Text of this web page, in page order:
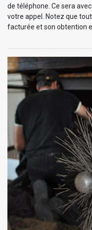
de téléphone. Ce sera
votre appel. Notez que
facturée et son obtention